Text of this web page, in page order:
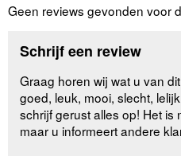
Geen reviews gevonden voor
Schrijf een review
Graag horen wij wat u van
goed, leuk, mooi, slecht,
schrijf gerust alles op! Het is
maar u informeert andere